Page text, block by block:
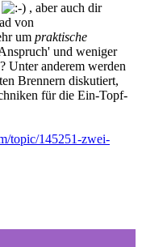
, aber auch dir
von
um praktische
und weniger
Unter anderem werden
Brennern diskutiert,
für die Ein-Topf-
topic/145251-zwei-